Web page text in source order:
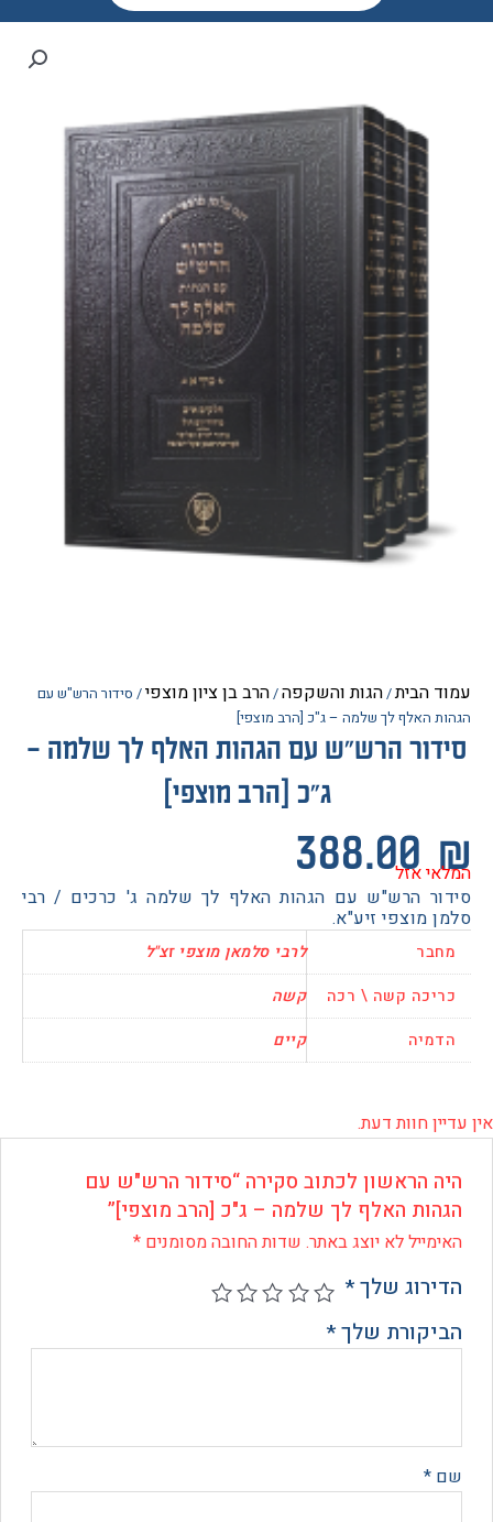
/הגות והשקפה/הרב בן ציון מוצפי/ סידור הרש"ש עם
האלף לך שלמה – ג"כ [הרב מוצפי]
הרש"ש עם הגהות האלף לך שלמה –
ג"כ [הרב מוצפי]
אזל
הרש"ש עם הגהות האלף לך שלמה ג' כרכים / רבי
מוצפי זיע"א.
לרבי סלמאן מוצפי זצ"ל
קשה \ רכה
קשה
חוות דעת.
הראשון לכתוב סקירה “סידור הרש"ש עם
האלף לך שלמה – ג"כ [הרב מוצפי]”
לא יוצג באתר.שדות החובה מסומנים*
שלך*
שלך*